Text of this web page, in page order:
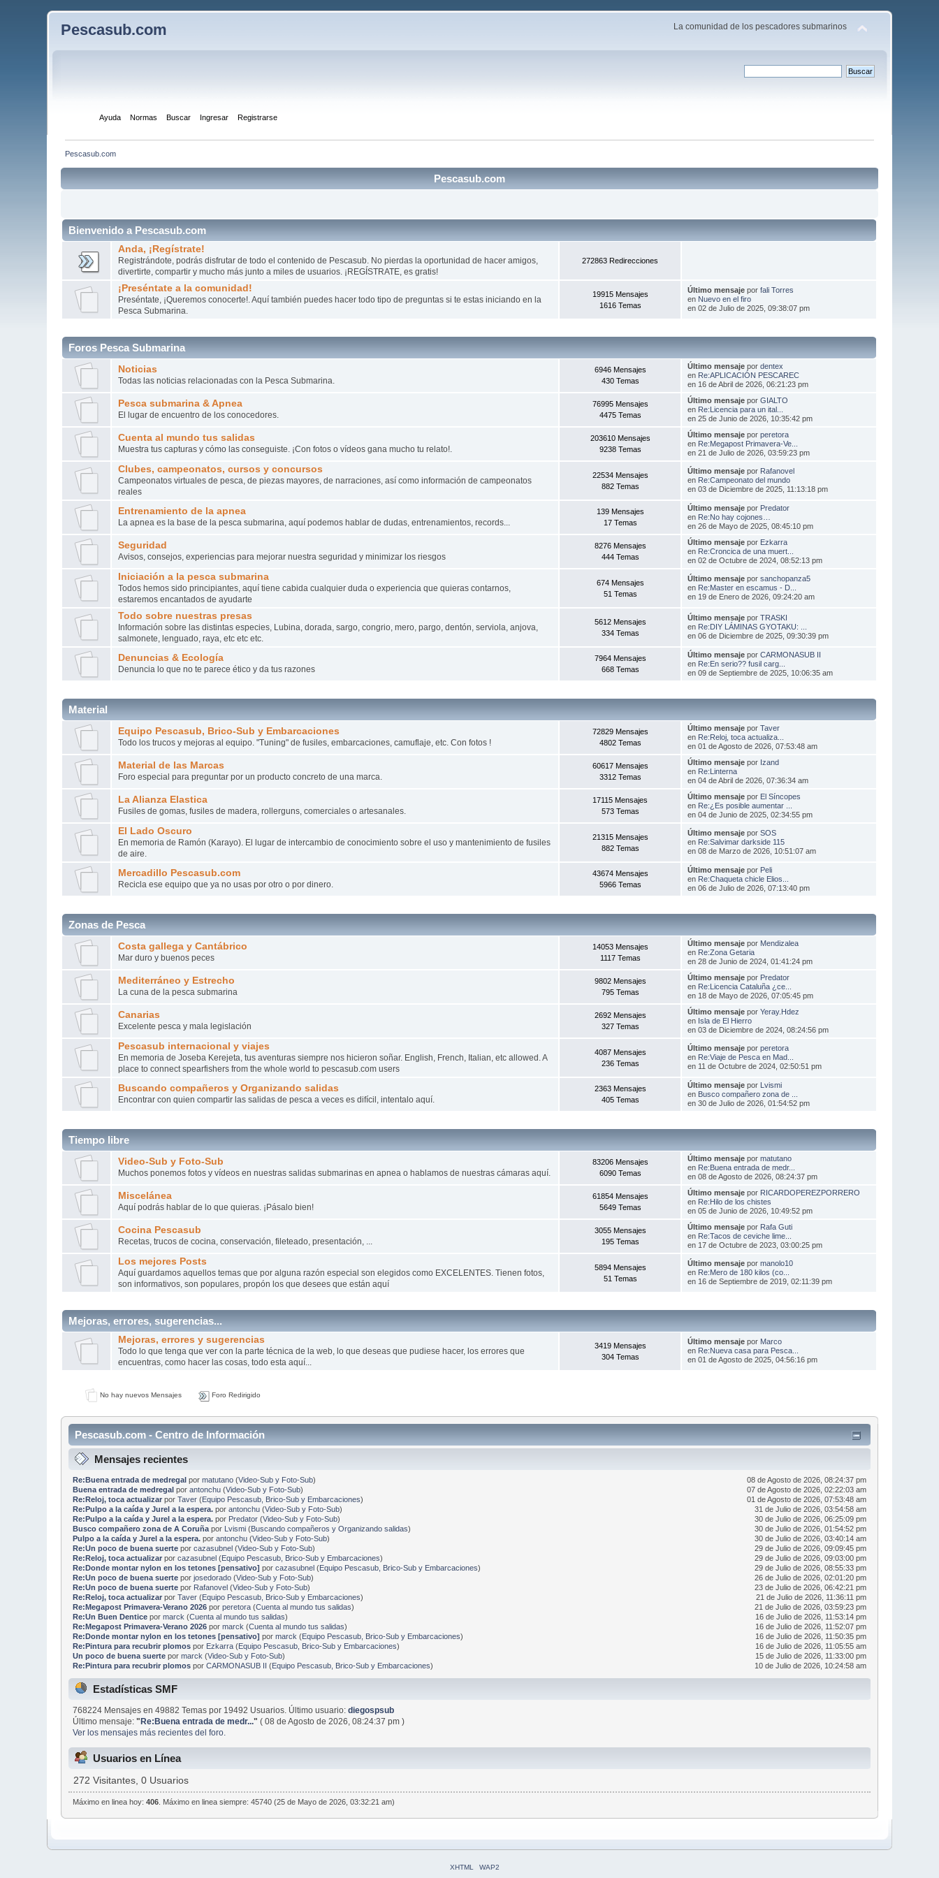
Pescasub.com La comunidad de los pescadores submarinos
Ayuda Normas Buscar Ingresar Registrarse
Pescasub.com
Pescasub.com
Bienvenido a Pescasub.com
Anda, ¡Regístrate!
Registrándote, podrás disfrutar de todo el contenido de Pescasub. No pierdas la oportunidad de hacer amigos,
divertirte, compartir y mucho más junto a miles de usuarios. ¡REGÍSTRATE, es gratis!
272863 Redirecciones
¡Preséntate a la comunidad!
Preséntate, ¡Queremos conocerte!. Aquí también puedes hacer todo tipo de preguntas si te estas iniciando en la
Pesca Submarina.
19915 Mensajes
1616 Temas
Último mensajepor fali Torres
en Nuevo en el firo
en 02 de Julio de 2025, 09:38:07 pm
Foros Pesca Submarina
Noticias
Todas las noticias relacionadas con la Pesca Submarina.
6946 Mensajes
430 Temas
Último mensajepor dentex
en Re:APLICACIÓN PESCAREC
en 16 de Abril de 2026, 06:21:23 pm
Pesca submarina & Apnea
El lugar de encuentro de los conocedores.
76995 Mensajes
4475 Temas
Último mensajepor GIALTO
en Re:Licencia para un ital...
en 25 de Junio de 2026, 10:35:42 pm
Cuenta al mundo tus salidas
Muestra tus capturas y cómo las conseguiste. ¡Con fotos o vídeos gana mucho tu relato!.
203610 Mensajes
9238 Temas
Último mensajepor peretora
en Re:Megapost Primavera-Ve...
en 21 de Julio de 2026, 03:59:23 pm
Clubes, campeonatos, cursos y concursos
Campeonatos virtuales de pesca, de piezas mayores, de narraciones, así­ como información de campeonatos
reales
22534 Mensajes
882 Temas
Último mensajepor Rafanovel
en Re:Campeonato del mundo
en 03 de Diciembre de 2025, 11:13:18 pm
Entrenamiento de la apnea
La apnea es la base de la pesca submarina, aquí podemos hablar de dudas, entrenamientos, records...
139 Mensajes
17 Temas
Último mensajepor Predator
en Re:No hay cojones…
en 26 de Mayo de 2025, 08:45:10 pm
Seguridad
Avisos, consejos, experiencias para mejorar nuestra seguridad y minimizar los riesgos
8276 Mensajes
444 Temas
Último mensajepor Ezkarra
en Re:Croncica de una muert...
en 02 de Octubre de 2024, 08:52:13 pm
Iniciación a la pesca submarina
Todos hemos sido principiantes, aquí tiene cabida cualquier duda o experiencia que quieras contarnos,
estaremos encantados de ayudarte
674 Mensajes
51 Temas
Último mensajepor sanchopanza5
en Re:Master en escamus - D...
en 19 de Enero de 2026, 09:24:20 am
Todo sobre nuestras presas
Información sobre las distintas especies, Lubina, dorada, sargo, congrio, mero, pargo, dentón, serviola, anjova,
salmonete, lenguado, raya, etc etc etc.
5612 Mensajes
334 Temas
Último mensajepor TRASKI
en Re:DIY LÁMINAS GYOTAKU: ...
en 06 de Diciembre de 2025, 09:30:39 pm
Denuncias & Ecología
Denuncia lo que no te parece ético y da tus razones
7964 Mensajes
668 Temas
Último mensajepor CARMONASUB II
en Re:En serio?? fusil carg...
en 09 de Septiembre de 2025, 10:06:35 am
Material
Equipo Pescasub, Brico-Sub y Embarcaciones
Todo los trucos y mejoras al equipo. "Tuning" de fusiles, embarcaciones, camuflaje, etc. Con fotos !
72829 Mensajes
4802 Temas
Último mensajepor Taver
en Re:Reloj, toca actualiza...
en 01 de Agosto de 2026, 07:53:48 am
Material de las Marcas
Foro especial para preguntar por un producto concreto de una marca.
60617 Mensajes
3312 Temas
Último mensajepor Izand
en Re:Linterna
en 04 de Abril de 2026, 07:36:34 am
La Alianza Elastica
Fusiles de gomas, fusiles de madera, rollerguns, comerciales o artesanales.
17115 Mensajes
573 Temas
Último mensajepor El Síncopes
en Re:¿Es posible aumentar ...
en 04 de Junio de 2025, 02:34:55 pm
El Lado Oscuro
En memoria de Ramón (Karayo). El lugar de intercambio de conocimiento sobre el uso y mantenimiento de fusiles
de aire.
21315 Mensajes
882 Temas
Último mensajepor SOS
en Re:Salvimar darkside 115
en 08 de Marzo de 2026, 10:51:07 am
Mercadillo Pescasub.com
Recicla ese equipo que ya no usas por otro o por dinero.
43674 Mensajes
5966 Temas
Último mensajepor Peli
en Re:Chaqueta chicle Elios...
en 06 de Julio de 2026, 07:13:40 pm
Zonas de Pesca
Costa gallega y Cantábrico
Mar duro y buenos peces
14053 Mensajes
1117 Temas
Último mensajepor Mendizalea
en Re:Zona Getaria
en 28 de Junio de 2024, 01:41:24 pm
Mediterráneo y Estrecho
La cuna de la pesca submarina
9802 Mensajes
795 Temas
Último mensajepor Predator
en Re:Licencia Cataluña ¿ce...
en 18 de Mayo de 2026, 07:05:45 pm
Canarias
Excelente pesca y mala legislación
2692 Mensajes
327 Temas
Último mensajepor Yeray.Hdez
en Isla de El Hierro
en 03 de Diciembre de 2024, 08:24:56 pm
Pescasub internacional y viajes
En memoria de Joseba Kerejeta, tus aventuras siempre nos hicieron soñar. English, French, Italian, etc allowed. A
place to connect spearfishers from the whole world to pescasub.com users
4087 Mensajes
236 Temas
Último mensajepor peretora
en Re:Viaje de Pesca en Mad...
en 11 de Octubre de 2024, 02:50:51 pm
Buscando compañeros y Organizando salidas
Encontrar con quien compartir las salidas de pesca a veces es difícil, intentalo aquí­.
2363 Mensajes
405 Temas
Último mensajepor Lvismi
en Busco compañero zona de ...
en 30 de Julio de 2026, 01:54:52 pm
Tiempo libre
Video-Sub y Foto-Sub
Muchos ponemos fotos y vídeos en nuestras salidas submarinas en apnea o hablamos de nuestras cámaras aquí.
83206 Mensajes
6090 Temas
Último mensajepor matutano
en Re:Buena entrada de medr...
en 08 de Agosto de 2026, 08:24:37 pm
Miscelánea
Aquí podrás hablar de lo que quieras. ¡Pásalo bien!
61854 Mensajes
5649 Temas
Último mensajepor RICARDOPEREZPORRERO
en Re:Hilo de los chistes
en 05 de Junio de 2026, 10:49:52 pm
Cocina Pescasub
Recetas, trucos de cocina, conservación, fileteado, presentación, ...
3055 Mensajes
195 Temas
Último mensajepor Rafa Guti
en Re:Tacos de ceviche lime...
en 17 de Octubre de 2023, 03:00:25 pm
Los mejores Posts
Aquí­ guardamos aquellos temas que por alguna razón especial son elegidos como EXCELENTES. Tienen fotos,
son informativos, son populares, propón los que desees que están aquí­
5894 Mensajes
51 Temas
Último mensajepor manolo10
en Re:Mero de 180 kilos (co...
en 16 de Septiembre de 2019, 02:11:39 pm
Mejoras, errores, sugerencias...
Mejoras, errores y sugerencias
Todo lo que tenga que ver con la parte técnica de la web, lo que deseas que pudiese hacer, los errores que
encuentras, como hacer las cosas, todo esta aquí...
3419 Mensajes
304 Temas
Último mensajepor Marco
en Re:Nueva casa para Pesca...
en 01 de Agosto de 2025, 04:56:16 pm
No hay nuevos Mensajes Foro Redirigido
Pescasub.com - Centro de Información
Mensajes recientes
Re:Buena entrada de medregalpor matutano(Video-Sub y Foto-Sub)
08 de Agosto de 2026, 08:24:37 pm
Buena entrada de medregalpor antonchu(Video-Sub y Foto-Sub)
07 de Agosto de 2026, 02:22:03 am
Re:Reloj, toca actualizarpor Taver(Equipo Pescasub, Brico-Sub y Embarcaciones)
01 de Agosto de 2026, 07:53:48 am
Re:Pulpo a la caída y Jurel a la espera.por antonchu(Video-Sub y Foto-Sub)
31 de Julio de 2026, 03:54:58 am
Re:Pulpo a la caída y Jurel a la espera.por Predator(Video-Sub y Foto-Sub)
30 de Julio de 2026, 06:25:09 pm
Busco compañero zona de A Coruñapor Lvismi(Buscando compañeros y Organizando salidas)
30 de Julio de 2026, 01:54:52 pm
Pulpo a la caída y Jurel a la espera.por antonchu(Video-Sub y Foto-Sub)
30 de Julio de 2026, 03:40:14 am
Re:Un poco de buena suertepor cazasubnel(Video-Sub y Foto-Sub)
29 de Julio de 2026, 09:09:45 pm
Re:Reloj, toca actualizarpor cazasubnel(Equipo Pescasub, Brico-Sub y Embarcaciones)
29 de Julio de 2026, 09:03:00 pm
Re:Donde montar nylon en los tetones [pensativo] por cazasubnel(Equipo Pescasub, Brico-Sub y Embarcaciones)
29 de Julio de 2026, 08:55:33 pm
Re:Un poco de buena suertepor josedorado(Video-Sub y Foto-Sub)
26 de Julio de 2026, 02:01:20 pm
Re:Un poco de buena suertepor Rafanovel(Video-Sub y Foto-Sub)
23 de Julio de 2026, 06:42:21 pm
Re:Reloj, toca actualizarpor Taver(Equipo Pescasub, Brico-Sub y Embarcaciones)
21 de Julio de 2026, 11:36:11 pm
Re:Megapost Primavera-Verano 2026por peretora(Cuenta al mundo tus salidas)
21 de Julio de 2026, 03:59:23 pm
Re:Un Buen Denticepor marck (Cuenta al mundo tus salidas)
16 de Julio de 2026, 11:53:14 pm
Re:Megapost Primavera-Verano 2026por marck (Cuenta al mundo tus salidas)
16 de Julio de 2026, 11:52:07 pm
Re:Donde montar nylon en los tetones [pensativo] por marck (Equipo Pescasub, Brico-Sub y Embarcaciones)
16 de Julio de 2026, 11:50:35 pm
Re:Pintura para recubrir plomospor Ezkarra(Equipo Pescasub, Brico-Sub y Embarcaciones)
16 de Julio de 2026, 11:05:55 am
Un poco de buena suertepor marck (Video-Sub y Foto-Sub)
15 de Julio de 2026, 11:33:00 pm
Re:Pintura para recubrir plomospor CARMONASUB II (Equipo Pescasub, Brico-Sub y Embarcaciones) 10 de Julio de 2026, 10:24:58 am
Estadísticas SMF
768224 Mensajes en 49882 Temas por 19492 Usuarios. Último usuario:diegospsub
Último mensaje:" Re:Buena entrada de medr..." ( 08 de Agosto de 2026, 08:24:37 pm )
Ver los mensajes más recientes del foro.
Usuarios en Línea
272 Visitantes, 0 Usuarios
Máximo en linea hoy: 406. Máximo en linea siempre: 45740 (25 de Mayo de 2026, 03:32:21 am)
XHTML WAP2